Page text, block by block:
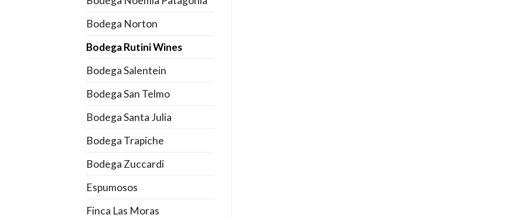
Bodega Norton
Bodega Rutini Wines
Bodega Salentein
Bodega San Telmo
Bodega Santa Julia
Bodega Trapiche
Bodega Zuccardi
Espumosos
Finca Las Moras